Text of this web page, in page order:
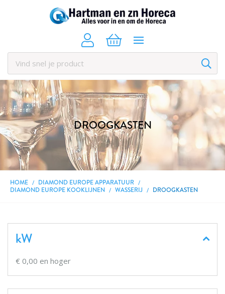
DROOGKASTEN
HOME
DIAMOND EUROPE APPARATUUR
DIAMOND EUROPE KOOKLIJNEN
WASSERIJ DROOGKASTEN
kW
€ 0,00 en hoger